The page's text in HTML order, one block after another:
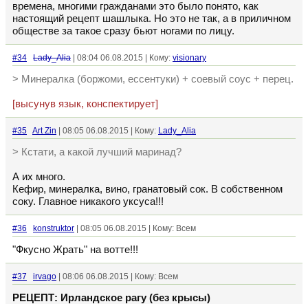
времена, многими гражданами это было понято, как
настоящий рецепт шашлыка. Но это не так, а в приличном
обществе за такое сразу бьют ногами по лицу.
#34 Lady_Alia | 08:04 06.08.2015 | Кому: visionary
> Минералка (боржоми, ессентуки) + соевый соус + перец.
[высунув язык, конспектирует]
#35 Art Zin | 08:05 06.08.2015 | Кому: Lady_Alia
> Кстати, а какой лучший маринад?
А их много.
Кефир, минералка, вино, гранатовый сок. В собственном
соку. Главное никакого уксуса!!!
#36 konstruktor | 08:05 06.08.2015 | Кому: Всем
"Фкусно Жрать" на вотте!!!
#37 irvago | 08:06 06.08.2015 | Кому: Всем
РЕЦЕПТ: Ирландское рагу (без крысы)